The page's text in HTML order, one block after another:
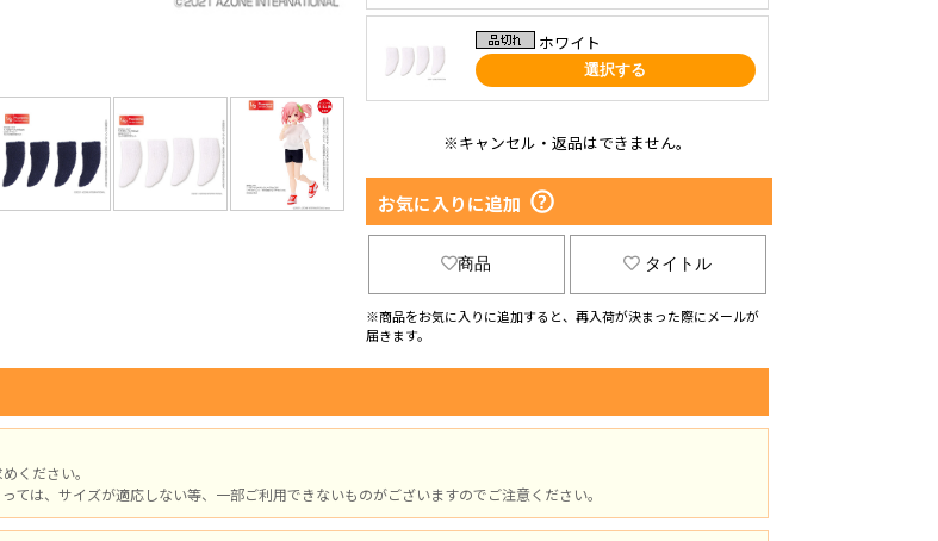
ホワイト
選択する
※キャンセル・返品はできません。
お気に入りに追加
商品 タイトル
※商品をお気に入りに追加すると、再入荷が決まった際にメールが
届きます。
ください。
ては、サイズが適応しない等、一部ご利用できないものがございますのでご注意ください。